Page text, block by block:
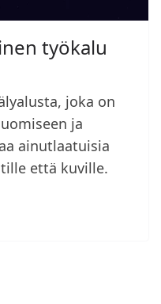
työkalu
joka on
ja
ainutlaatuisia
että kuville.